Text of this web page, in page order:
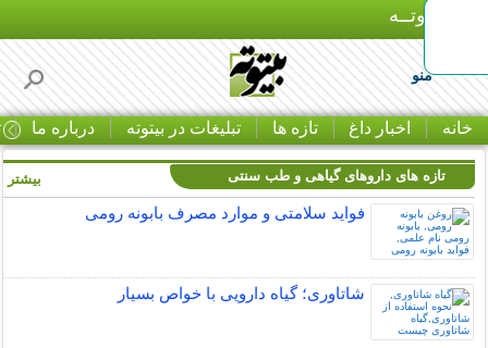
بـیتوتــه
منو
خانه اخبار داغ تازه ها تبلیغات در بیتوته درباره ما
تازه های داروهای گیاهی و طب سنتی
فواید سلامتی و موارد مصرف بابونه رومی
شاتاوری؛ گیاه دارویی با خواص بسیار
بیشتر